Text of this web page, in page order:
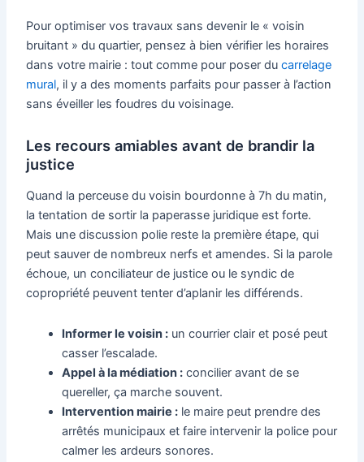
Pour optimiser vos travaux sans devenir le « voisin
bruitant » du quartier, pensez à bien vérifier les horaires
dans votre mairie : tout comme pour poser ducarrelage
mural, il y a des moments parfaits pour passer à l’action
sans éveiller les foudres du voisinage.
Les recours amiables avant de brandir la
justice
Quand la perceuse du voisin bourdonne à 7h du matin,
la tentation de sortir la paperasse juridique est forte.
Mais une discussion polie reste la première étape, qui
peut sauver de nombreux nerfs et amendes. Si la parole
échoue, un conciliateur de justice ou le syndic de
copropriété peuvent tenter d’aplanir les différends.
Informer le voisin : un courrier clair et posé peut
casser l’escalade.
Appel à la médiation : concilier avant de se
quereller, ça marche souvent.
Intervention mairie : le maire peut prendre des
arrêtés municipaux et faire intervenir la police pour
calmer les ardeurs sonores.